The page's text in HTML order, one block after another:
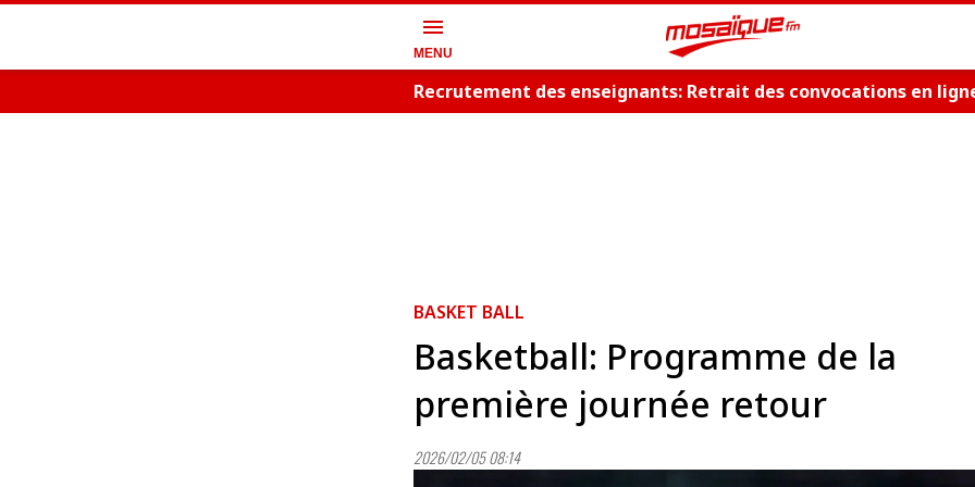
menu
MENU
Recrutement des enseignants: Retrait des convocations en
BASKET BALL
Basketball: Programme de la
première journée retour
2026/02/05 08:14